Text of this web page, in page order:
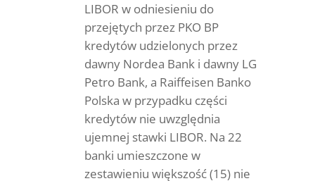
LIBOR w odniesieniu do
przejętych przez PKO BP
kredytów udzielonych przez
dawny Nordea Bank i dawny LG
Petro Bank, a Raiffeisen Banko
Polska w przypadku części
kredytów nie uwzględnia
ujemnej stawki LIBOR. Na 22
banki umieszczone w
zestawieniu większość (15) nie